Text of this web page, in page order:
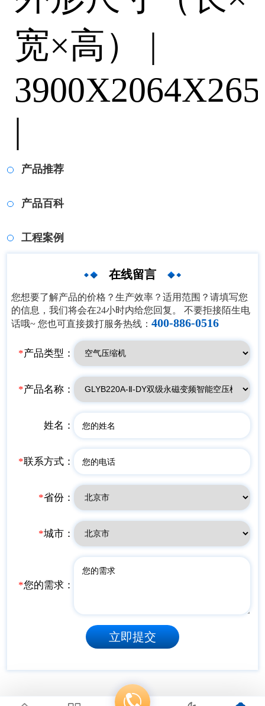
宽×高） |
|
产品推荐
产品百科
工程案例
在线留言
您想要了解产品的价格？生产效率？适用范围？请填写您
的信息，我们将会在24小时内给您回复。 不要拒接陌生电
话哦~ 您也可直接拨打服务热线：400-886-0516
*产品类型：
*产品名称：
姓名：
*联系方式：
*省份：
*城市：
*您的需求：
立即提交